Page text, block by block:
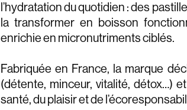
l’hydratation du quotidien : des
la transformer en boisson
enrichie en micronutriments ciblés.
Fabriquée en France, la marque
(détente, minceur, vitalité, détox…)
santé, du plaisir et de